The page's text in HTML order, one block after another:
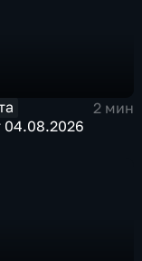
2 мин
04.08.2026